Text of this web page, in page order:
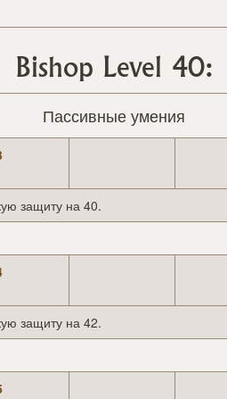
Bishop Level 40:
Пассивные умения
защиту на 40.
защиту на 42.